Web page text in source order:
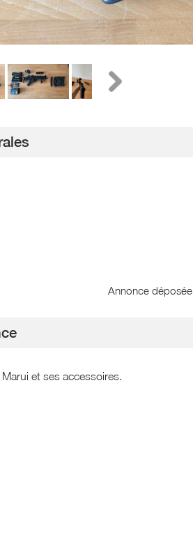
Annonce déposée
et ses accessoires.